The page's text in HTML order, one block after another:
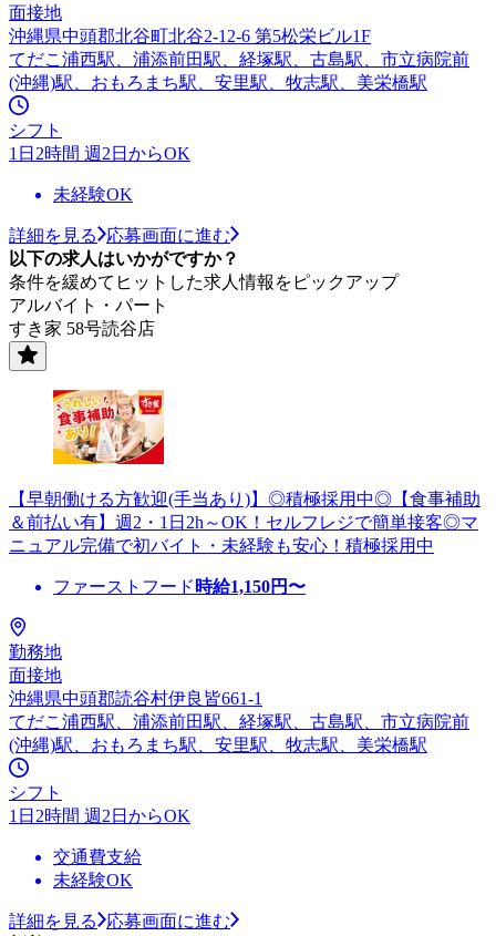
面接地
沖縄県中頭郡北谷町北谷2-12-6 第5松栄ビル1F
てだこ浦西駅、浦添前田駅、経塚駅、古島駅、市立病院前
(沖縄)駅、おもろまち駅、安里駅、牧志駅、美栄橋駅
シフト
1日2時間 週2日からOK
未経験OK
詳細を見る
応募画面に進む
以下の求人はいかがですか？
条件を緩めてヒットした求人情報をピックアップ
アルバイト・パート
すき家 58号読谷店
【早朝働ける方歓迎(手当あり)】◎積極採用中◎【食事補助
＆前払い有】週2・1日2h～OK！セルフレジで簡単接客◎マ
ニュアル完備で初バイト・未経験も安心！積極採用中
ファーストフード 時給1,150円〜
勤務地
面接地
沖縄県中頭郡読谷村伊良皆661-1
てだこ浦西駅、浦添前田駅、経塚駅、古島駅、市立病院前
(沖縄)駅、おもろまち駅、安里駅、牧志駅、美栄橋駅
シフト
1日2時間 週2日からOK
交通費支給
未経験OK
詳細を見る
応募画面に進む